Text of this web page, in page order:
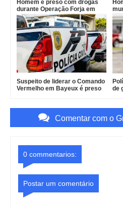
Homem é preso com drogas
durante Operação Forja em
Santa Helena
no
Suspeito de liderar o Comando
Vermelho em Bayeux é preso
de
Comentar com o
0 commentarios:
Postar um comentário